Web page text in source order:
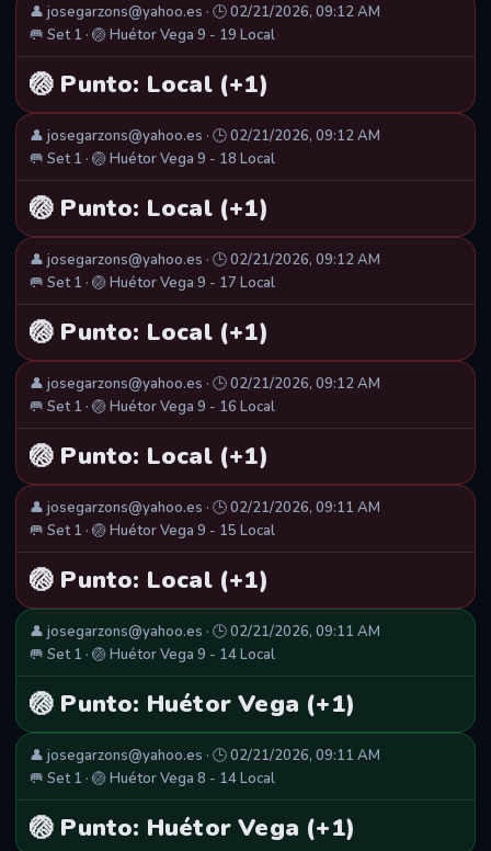
👤 josegarzons@yahoo.es · 🕒 02/21/2026, 09:12 AM
🥅 Set 1 · 🏐 Huétor Vega 9 - 19 Local
🏐 Punto: Local (+1)
👤 josegarzons@yahoo.es · 🕒 02/21/2026, 09:12 AM
🥅 Set 1 · 🏐 Huétor Vega 9 - 18 Local
🏐 Punto: Local (+1)
👤 josegarzons@yahoo.es · 🕒 02/21/2026, 09:12 AM
🥅 Set 1 · 🏐 Huétor Vega 9 - 17 Local
🏐 Punto: Local (+1)
👤 josegarzons@yahoo.es · 🕒 02/21/2026, 09:12 AM
🥅 Set 1 · 🏐 Huétor Vega 9 - 16 Local
🏐 Punto: Local (+1)
👤 josegarzons@yahoo.es · 🕒 02/21/2026, 09:11 AM
🥅 Set 1 · 🏐 Huétor Vega 9 - 15 Local
🏐 Punto: Local (+1)
👤 josegarzons@yahoo.es · 🕒 02/21/2026, 09:11 AM
🥅 Set 1 · 🏐 Huétor Vega 9 - 14 Local
🏐 Punto: Huétor Vega (+1)
👤 josegarzons@yahoo.es · 🕒 02/21/2026, 09:11 AM
🥅 Set 1 · 🏐 Huétor Vega 8 - 14 Local
🏐 Punto: Huétor Vega (+1)